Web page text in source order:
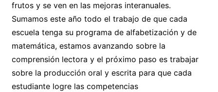
frutos y se ven en las mejoras interanuales.
Sumamos este año todo el trabajo de que cada
escuela tenga su programa de alfabetización y de
matemática, estamos avanzando sobre la
comprensión lectora y el próximo paso es trabajar
sobre la producción oral y escrita para que cada
estudiante logre las competencias